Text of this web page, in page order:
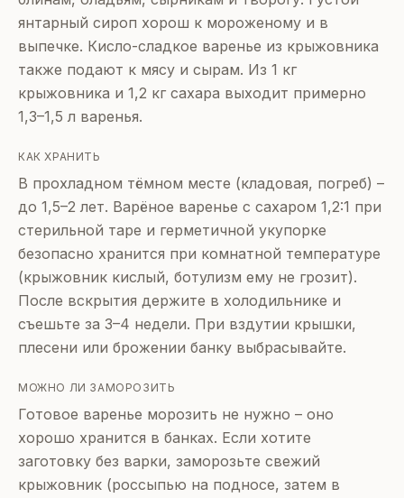
янтарный сироп хорош к мороженому и в
выпечке. Кисло-сладкое варенье из крыжовника
также подают к мясу и сырам. Из 1 кг
крыжовника и 1,2 кг сахара выходит примерно
1,3–1,5 л варенья.
КАК ХРАНИТЬ
В прохладном тёмном месте (кладовая, погреб) –
до 1,5–2 лет. Варёное варенье с сахаром 1,2:1 при
стерильной таре и герметичной укупорке
безопасно хранится при комнатной температуре
(крыжовник кислый, ботулизм ему не грозит).
После вскрытия держите в холодильнике и
съешьте за 3–4 недели. При вздутии крышки,
плесени или брожении банку выбрасывайте.
МОЖНО ЛИ ЗАМОРОЗИТЬ
Готовое варенье морозить не нужно – оно
хорошо хранится в банках. Если хотите
заготовку без варки, заморозьте свежий
крыжовник (россыпью на подносе, затем в